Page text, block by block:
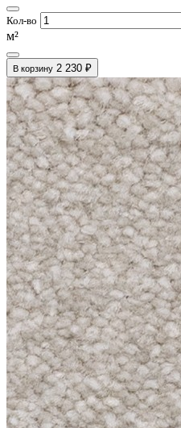
Кол-во
м²
В корзину 2 230 ₽